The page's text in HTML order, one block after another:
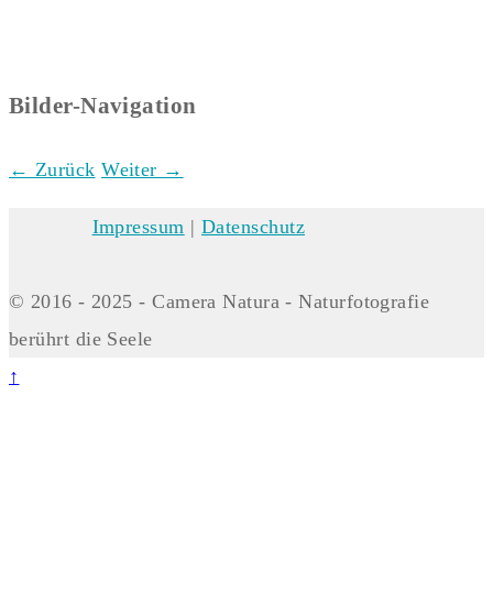
Bilder-Navigation
← Zurück Weiter →
Impressum |Datenschutz
© 2016 - 2025 - Camera Natura - Naturfotografie
berührt die Seele
↑